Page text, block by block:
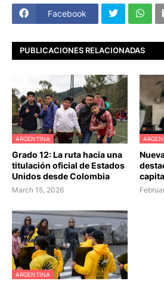
Facebook
PUBLICACIONES RELACIONADAS
ARGENTINA
Grado 12: La ruta hacia una
titulación oficial de Estados
Unidos desde Colombia
March 15, 2026
ARGENTINA